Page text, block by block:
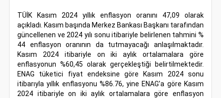
TÜİK Kasım 2024 yıllık enflasyon oranını 47,09 olarak
açıkladı. Kasım başında Merkez Bankası Başkanı tarafından
güncellenen ve 2024 yılı sonu itibariyle belirlenen tahmini %
44 enflasyon oranının da tutmayacağı anlaşılmaktadır.
Kasım 2024 itibariyle on iki aylık ortalamalara göre
enflasyonun %60,45 olarak gerçekleştiği belirtilmektedir.
ENAG tüketici fiyat endeksine göre Kasım 2024 sonu
itibarıyla yıllık enflasyonu %86.76, yine ENAG’a göre Kasım
2024 itibariyle on iki aylık ortalamalara göre enflasyon